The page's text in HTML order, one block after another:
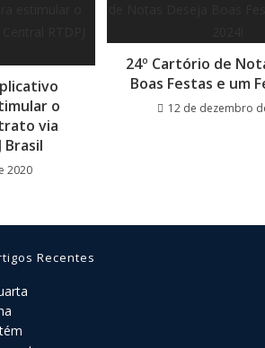
o
via
Brasil
2020
24º Cartório de
Boas Festas e um
12 de dezembro
Recentes